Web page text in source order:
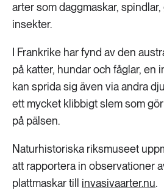
arter som daggmaskar,
insekter.
I Frankrike har fynd av den
på katter, hundar och fåglar, en
kan sprida sig även via andra
ett mycket klibbigt slem som
på pälsen.
Naturhistoriska riksmuseet
att rapportera in observationer
plattmaskar till invasivaarter.nu.